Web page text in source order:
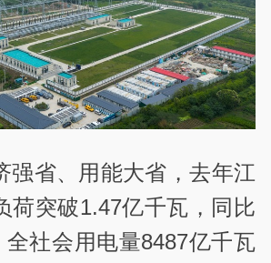
强省、用能大省，去年江
荷突破1.47亿千瓦，同比
全社会用电量8487亿千瓦